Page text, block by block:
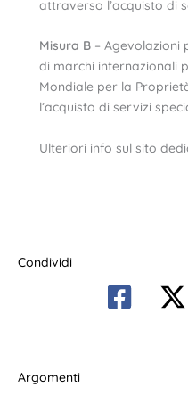
attraverso l’acquisto di
Misura B –
di marchi internazionali
Mondiale per la
l’acquisto di servizi
Ulteriori info sul sito
Condividi
Argomenti